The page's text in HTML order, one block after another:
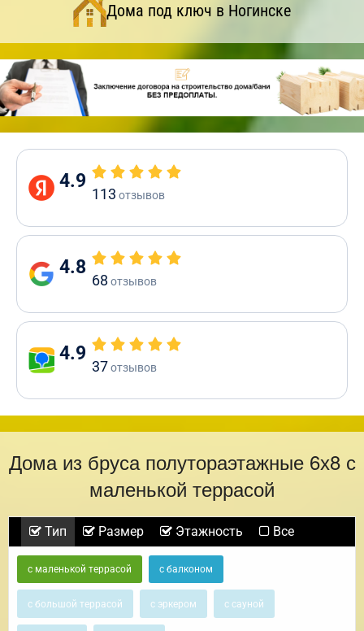
Дома под ключ в Ногинске
4.9
113 отзывов
4.8
68 отзывов
4.9
37отзывов
Дома из бруса полутораэтажные 6х8 с
маленькой террасой
Тип Размер Этажность Все
с маленькой террасой с балконом
с большой террасой с эркером с сауной